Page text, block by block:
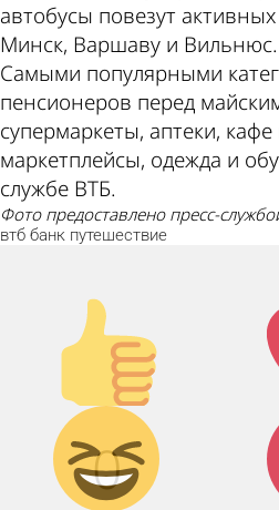
автобусы повезут
Минск, Варшаву и Вильнюс.
Самыми популярными
пенсионеров перед
супермаркеты, аптеки,
маркетплейсы, одежда и
службе ВТБ.
фото предоставлено пресс-
втб банк путешествие
Палец
вверх!
0
Дикий
смех!